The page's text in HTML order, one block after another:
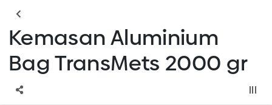
Kemasan Aluminium
Bag TransMets 2000 gr